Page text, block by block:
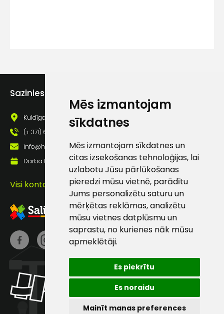
Mēs izmantojam
sīkdatnes
Mēs izmantojam sīkdatnes un
citas izsekošanas tehnoloģijas, lai
uzlabotu Jūsu pārlūkošanas
pieredzi mūsu vietnē, parādītu
Jums personalizētu saturu un
mērķētas reklāmas, analizētu
mūsu vietnes datplūsmu un
saprastu, no kurienes nāk mūsu
apmeklētāji.
Es piekrītu
Es noraidu
Mainīt manas preferences
Sazinies ar mums
Kuldīgas iela 69a, Saldus, Saldus nov., LV - 3801
(+ 371) 63 881 186
info@hards.lv
Darba laiks: Darbadienās: 8:00 - 17:00
Visi kontakti
pastā
Klientu
atbalsts
Darbdienās:
8:00 – 17:00
186
info@hards.lv